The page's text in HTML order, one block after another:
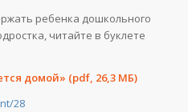
ребенка дошкольного
читайте в буклете
домой» (pdf, 26,3 МБ)
28